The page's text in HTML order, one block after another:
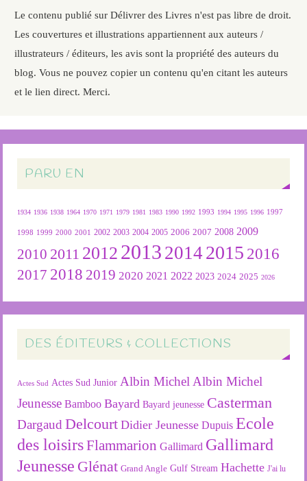
Le contenu publié sur Délivrer des Livres n'est pas libre de droit.
Les couvertures et illustrations appartiennent aux auteurs /
illustrateurs / éditeurs, les avis sont la propriété des auteurs du
blog. Vous ne pouvez copier un contenu qu'en citant les auteurs
et le lien direct. Merci.
PARU EN
1934 1936 1938 1964 1970 1971 1979 1981 1983 1990 1992 1993 1994 1995 1996 1997
1998 1999 2000 2001 2002 2003 2004 2005 2006 2007 2008 2009
2010 2011 2012 2013 2014 2015 2016
2017 2018 2019 2020 2021 2022 2023 2024 2025 2026
DES ÉDITEURS & COLLECTIONS
Actes Sud Actes Sud Junior Albin Michel Albin Michel
Jeunesse Bamboo Bayard Bayard jeunesse Casterman
Dargaud Delcourt Didier Jeunesse Dupuis Ecole
des loisirsFlammarion Gallimard Gallimard
Jeunesse Glénat Grand Angle Gulf Stream Hachette J'ai lu